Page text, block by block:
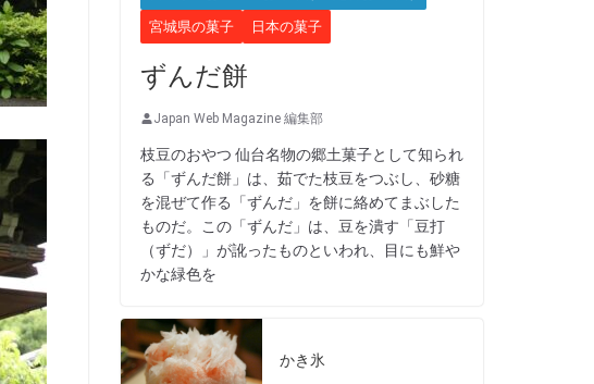
宮城県の菓子 日本の菓子
ずんだ餅
Japan Web Magazine 編集部
枝豆のおやつ 仙台名物の郷土菓子として知られ
る「ずんだ餅」は、茹でた枝豆をつぶし、砂糖
を混ぜて作る「ずんだ」を餅に絡めてまぶした
ものだ。この「ずんだ」は、豆を潰す「豆打
（ずだ）」が訛ったものといわれ、目にも鮮や
かな緑色を
かき氷